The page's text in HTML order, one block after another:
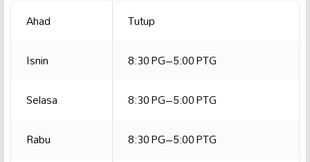
Ahad
Tutup
Isnin
8:30 PG–5:00 PTG
Selasa
8:30 PG–5:00 PTG
Rabu
8:30 PG–5:00 PTG